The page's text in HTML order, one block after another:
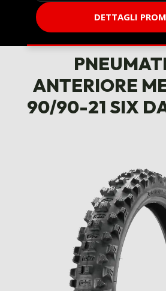
DETTAGLI
ANTERIORE
90/90-21 SIX